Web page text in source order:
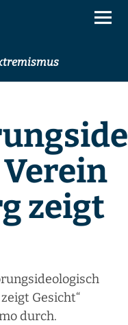
zeigt
Gesicht“
durch.